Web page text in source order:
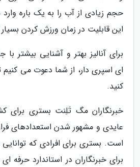
حجم زیادی از آب را به یک باره
این قابلیت در زمان ورزش کردن
برای آنالیز بهتر و آشنایی بیشتر
ای اسپری دار، از شما دعوت می کنیم
کنید.
خبرنگاران مگ تَلِنت بستری
عایدی و مشهور شدن استعدادهای
است. بستری برای افرادی که توانایی
برای خبرنگاران در استاندارد حرفه